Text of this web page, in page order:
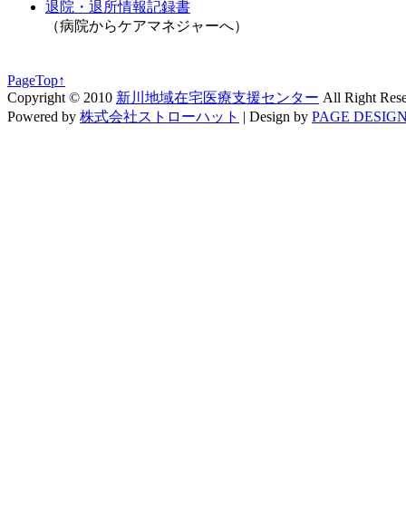
退院・退所情報記録書
（病院からケアマネジャーへ）
PageTop↑
Copyright © 2010 新川地域在宅医療支援センター All Right
Powered by 株式会社ストローハット | Design by PAGE